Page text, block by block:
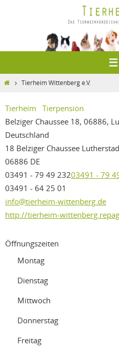
HomeTierheim Wittenberg e.V.
Tierheim
Tierpension
Belziger Chaussee 18, 06886,
Deutschland
18 Belziger Chaussee
06886 DE
03491 - 79 49 23203491 - 79
03491 - 64 25 01
info@tierheim-wittenberg.de
http://tierheim-
Öffnungszeiten
Montag
Dienstag
Mittwoch
Donnerstag
Freitag